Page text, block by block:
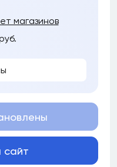
магазинов
сайт